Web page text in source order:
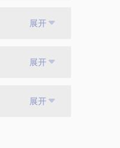
展开
展开
展开